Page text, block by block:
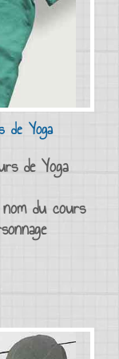
de Yoga
de Yoga
du cours